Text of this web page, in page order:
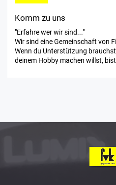
Komm zu uns
"Erfahre wer wir sind..."
Wir sind eine Gemeinschaft von
Wenn du Unterstützung
deinem Hobby machen willst,